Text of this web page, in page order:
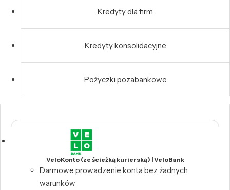
Kredyty dla firm
Kredyty konsolidacyjne
Pożyczki pozabankowe
VeloKonto (ze ścieżką kurierską) | VeloBank
Darmowe prowadzenie konta bez żadnych
warunków